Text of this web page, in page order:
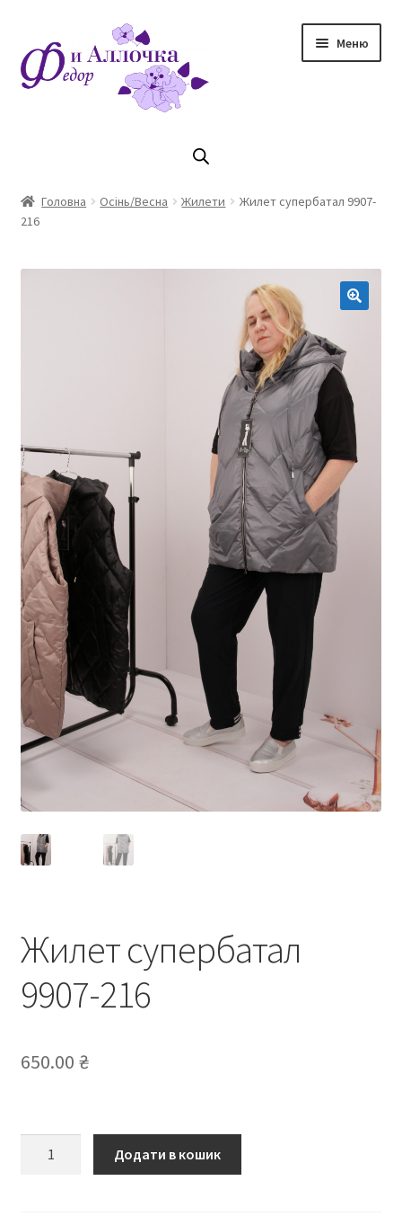
до
навігації
до
контенту
Меню
Магазин
Головна Осінь/Весна Жилети
Жилет супербатал 9907-
216
Жилет супербатал
9907-216
650.00 ₴
Додати в кошик